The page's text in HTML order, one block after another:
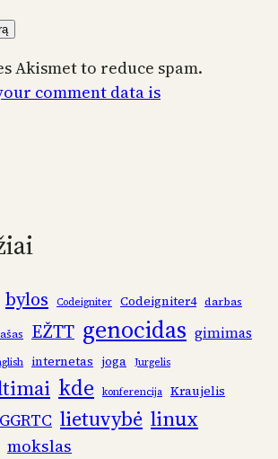
Akismet to reduce spam.
comment data is
bylos Codeigniter Codeigniter4 darbas
EŽTT genocidas gimimas
internetas joga Jurgelis
kde konferencija Kraujelis
lietuvybė linux
mokslas